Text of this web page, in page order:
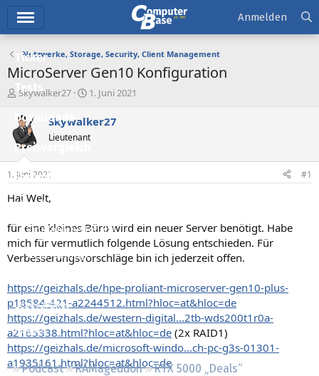
Ticker
Tests
Downloads
Preisvergleich
Forum
Aktuelles
Empfohlene Inhalte
Neue Beiträge
Leserartikel
Regeln
Podcast RAMageddon
RTX 5000 „Deals“
Anmelden
Netzwerke, Storage, Security, Client Management
MicroServer Gen10 Konfiguration
E
s
t
e
e
r
Skywalker27
E
s
e
t
1. Juni 2021
Skywalker27
Lieutenant
1. Juni 2021 #1
Hai Welt,
für eine kleines Büro wird ein neuer Server benötigt. Habe
mich für vermutlich folgende Lösung entschieden. Für
Verbesserungsvorschläge bin ich jederzeit offen.
https://geizhals.de/hpe-proliant-microserver-gen10-plus-
p18584-421-a2244512.html?hloc=at&hloc=de
https://geizhals.de/western-digital...2tb-wds200t1r0a-
a2165338.html?hloc=at&hloc=de (2x RAID1)
https://geizhals.de/microsoft-windo...ch-pc-g3s-01301-
a1935161.html?hloc=at&hloc=de